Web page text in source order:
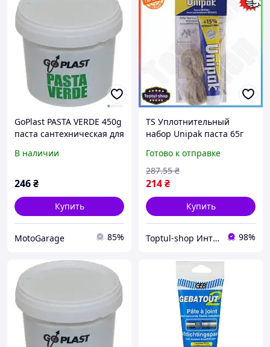
GoPlast PASTA VERDE 450g
паста сантехническая для
В наличии
246₴
Купить
MotoGarage 85%
TS Уплотнительный
набор Unipak паста 65г
лен сантехнический
герметик для тру SHT55_Q
Готово к отправке
214₴
287.55 ₴
Купить
Toptul-shop Интернет магазин 98%